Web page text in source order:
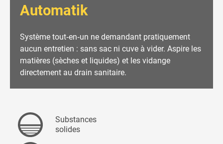
Automatik
Système tout‐en‐un ne demandant pratiquement
aucun entretien : sans sac ni cuve à vider. Aspire les
matières (sèches et liquides) et les vidange
directement au drain sanitaire.
Substances
solides